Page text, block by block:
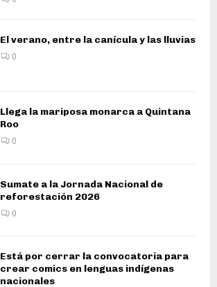
El verano, entre la canícula y las lluvias
0
Llega la mariposa monarca a Quintana
Roo
0
Sumate a la Jornada Nacional de
reforestación 2026
0
Está por cerrar la convocatoria para
crear comics en lenguas indígenas
nacionales